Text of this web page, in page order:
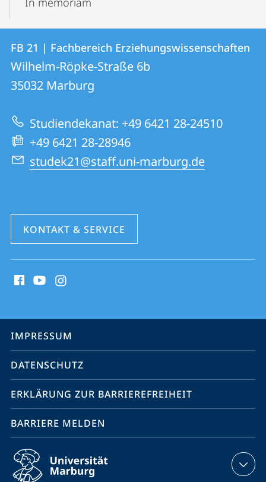
Kontakt
und
Informationen
zur
Website
Kontaktinformationen
FB
21
Fachbereich
Erziehungswissenschaften
FB 21 | Fachbereich Erziehungswissenschaften
Wilhelm-Röpke-Straße 6b
35032 Marburg
Studiendekanat: +49 6421 28-24510
+49 6421 28-28946
studek21@staff.uni-marburg.de
KONTAKT & SERVICE
Media
Service-
Navigation
IMPRESSUM
DATENSCHUTZ
ERKLÄRUNG ZUR BARRIEREFREIHEIT
BARRIERE MELDEN